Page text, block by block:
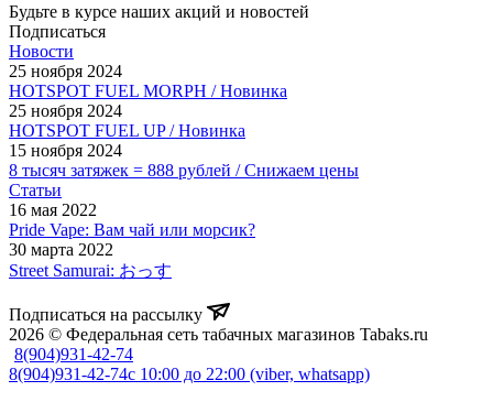
Будьте в курсе наших акций и новостей
Подписаться
Новости
25 ноября 2024
HOTSPOT FUEL MORPH / Новинка
25 ноября 2024
HOTSPOT FUEL UP / Новинка
15 ноября 2024
8 тысяч затяжек = 888 рублей / Снижаем цены
Статьи
16 мая 2022
Pride Vape: Вам чай или морсик?
30 марта 2022
Street Samurai: おっす
Подписаться на рассылку
2026 © Федеральная сеть табачных магазинов Tabaks.ru
8(904)931-42-74
8(904)931-42-74с 10:00 до 22:00 (viber, whatsapp)